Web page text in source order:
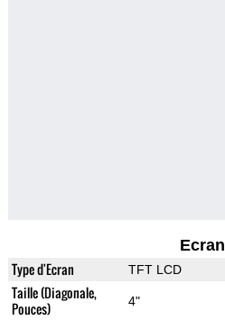
Ecran
Type d'Ecran TFT LCD
Taille (Diagonale,
Pouces)
4"